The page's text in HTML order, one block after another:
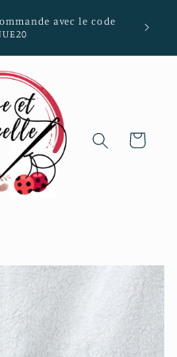
avec le code
Panier